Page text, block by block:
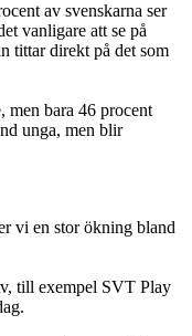
av svenskarna ser
vanligare att se på
tittar direkt på det som
men bara 46 procent
unga, men blir
vi en stor ökning bland
till exempel SVT Play